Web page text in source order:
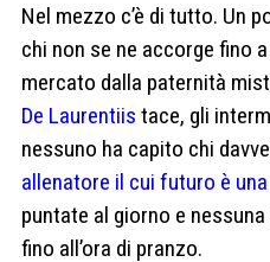
Nel mezzo c’è di tutto. Un
chi non se ne accorge fino
mercato dalla paternità
De Laurentiis tace, gli
nessuno ha capito chi
allenatore il cui futuro è
puntate al giorno e
fino all’ora di pranzo.